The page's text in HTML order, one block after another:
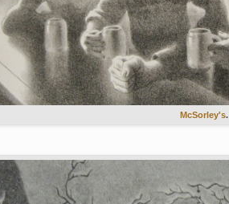
McSorley's.